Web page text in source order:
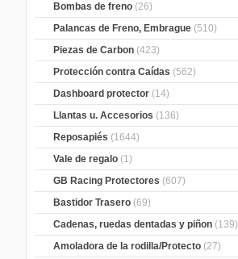
Bombas de freno (26)
Palancas de Freno, Embrague (510)
Piezas de Carbon (423)
Protección contra Caídas (562)
Dashboard protector (14)
Llantas u. Accesorios (136)
Reposapiés (1644)
Vale de regalo (1)
GB Racing Protectores (607)
Bastidor Trasero (69)
Cadenas, ruedas dentadas y piñon (139)
Amoladora de la rodilla/Protecto (27)